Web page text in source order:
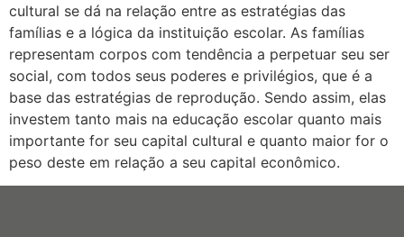
cultural se dá na relação entre as estratégias das
famílias e a lógica da instituição escolar. As famílias
representam corpos com tendência a perpetuar seu ser
social, com todos seus poderes e privilégios, que é a
base das estratégias de reprodução. Sendo assim, elas
investem tanto mais na educação escolar quanto mais
importante for seu capital cultural e quanto maior for o
peso deste em relação a seu capital econômico.